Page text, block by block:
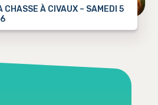
CHASSE À CIVAUX – SAMEDI 5